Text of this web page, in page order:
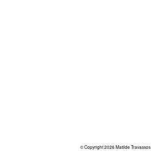
© Copyright 2026 Matilde Travassos